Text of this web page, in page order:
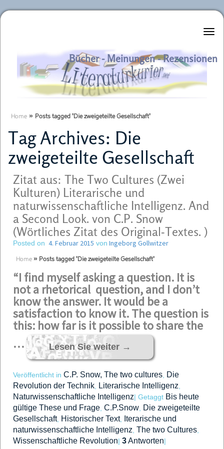
Literaturkurier.net
Bücher - Meinungen - Rezensionen
Home » Posts tagged 'Die zweigeteilte Gesellschaft'
Tag Archives: Die
zweigeteilte Gesellschaft
Zitat aus: The Two Cultures (Zwei
Kulturen) Literarische und
naturwissenschaftliche Intelligenz. And
a Second Look. von C.P. Snow
(Wörtliches Zitat des Original-Textes. )
Posted on 4. Februar 2015 von Ingeborg Gollwitzer
Home » Posts tagged 'Die zweigeteilte Gesellschaft'
“I find myself asking a question. It is
not a rhetorical question, and I don’t
know the answer. It would be a
satisfaction to know it. The question is
this: how far is it possible to share the
…
Lesen Sie weiter →
Veröffentlicht in C.P. Snow, The two cultures Die
Revolution der Technik
Literarische Intelligenz
Naturwissenschaftliche Intelligenz| Getaggt Bis heute
gültige These und Frage C.P.Snow Die zweigeteilte
Gesellschaft, Historischer Text,
Iterarische und
naturwissenschaftliche Intelligenz The two Cultures
Wissenschaftliche Revolution| 3Antworten|